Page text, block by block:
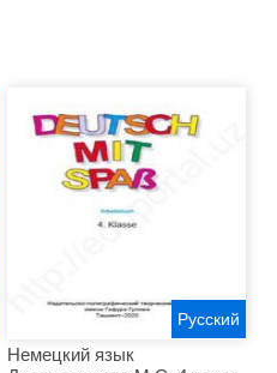
Немецкий язык
Русский